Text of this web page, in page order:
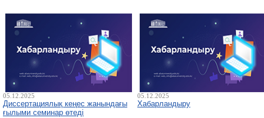
05.12.2025
Диссертациялық кеңес жанындағы
ғылыми семинар өтеді
05.12.2025
Хабарландыру